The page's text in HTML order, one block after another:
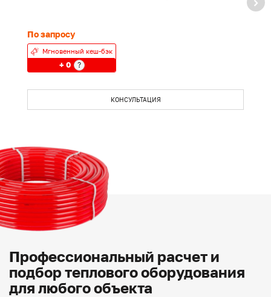
По запросу
Мгновенный кеш-бэк
+ 0 ?
КОНСУЛЬТАЦИЯ
Профессиональный расчет и
подбор теплового оборудования
для любого объекта